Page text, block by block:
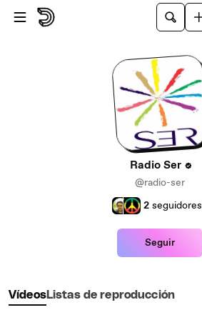
Saltar al contenido principal
Radio Ser
@radio-ser
2 seguidores
Seguir
VídeosListas de reproducción